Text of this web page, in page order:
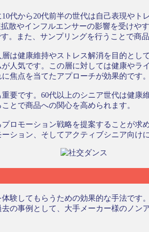
代から20代前半の世代は自己表現や
散やインフルエンサーの影響を受けや
。また、サンプリングを行うことで商
は健康維持やストレス解消を目的と
人気です。この層に対しては健康やラ
焦点を当てたアプローチが効果的です。
要です。60代以上のシニア世代は健
とで商品への関心を高められます。
ロモーション戦略を提案することが
ション、そしてアクティブシニア向け
験してもらうための効果的な手法で
の事例として、大手メーカー様のノ